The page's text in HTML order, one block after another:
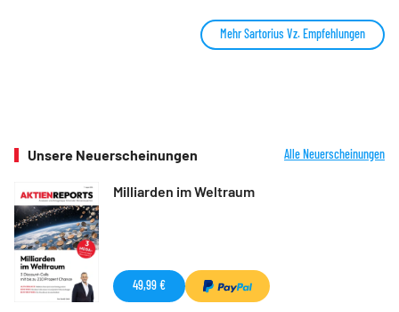
Mehr Sartorius Vz. Empfehlungen
Unsere Neuerscheinungen Alle Neuerscheinungen
Milliarden im Weltraum
49,99 €